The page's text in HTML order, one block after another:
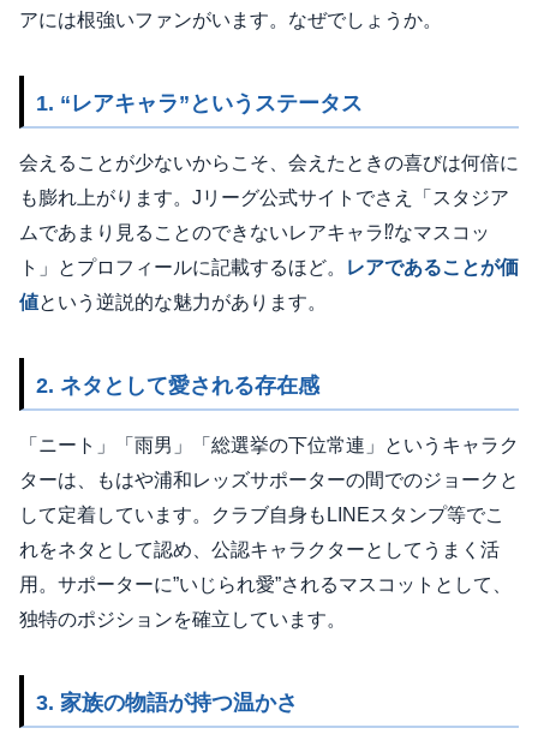
アには根強いファンがいます。なぜでしょうか。
1. “レアキャラ”というステータス
会えることが少ないからこそ、会えたときの喜びは何倍に
も膨れ上がります。Jリーグ公式サイトでさえ「スタジア
ムであまり見ることのできないレアキャラ⁉なマスコッ
ト」とプロフィールに記載するほど。
レアであることが価
値という逆説的な魅力があります。
2. ネタとして愛される存在感
「ニート」「雨男」「総選挙の下位常連」というキャラク
ターは、もはや浦和レッズサポーターの間でのジョークと
して定着しています。クラブ自身もLINEスタンプ等でこ
れをネタとして認め、公認キャラクターとしてうまく活
用。サポーターに”いじられ愛”されるマスコットとして、
独特のポジションを確立しています。
3. 家族の物語が持つ温かさ